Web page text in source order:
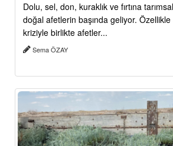
Dolu, sel, don, kuraklık ve fırtına
doğal afetlerin başında geliyor. Özellikle
kriziyle birlikte afetler...
Sema ÖZAY